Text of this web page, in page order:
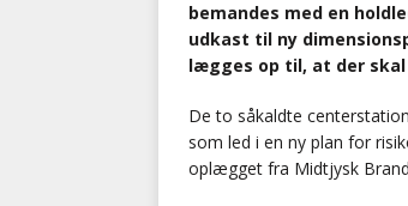
bemandes med en
udkast til ny
lægges op til, at der
De to såkaldte
som led i en ny plan for
oplægget fra Midtjysk